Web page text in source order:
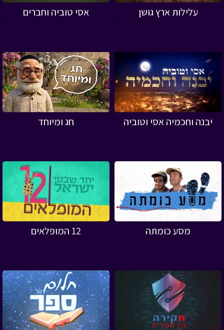
עלילות ארץ גושן אסי טוביה וחברים
יבנה וחכמיה אסי וטוביה חג ומיוחד
מסע כומתה 12 המופלאים